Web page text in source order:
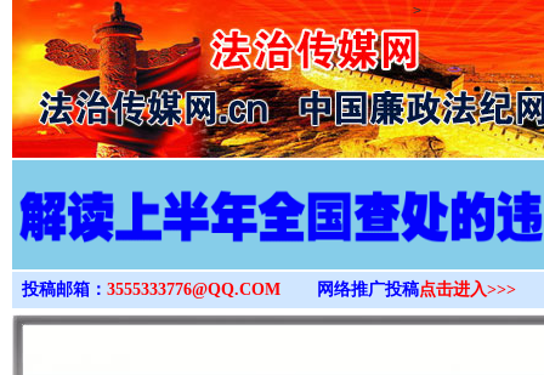
>
投稿邮箱： 3555333776@QQ.COM 网络推广投稿点击进入>>>